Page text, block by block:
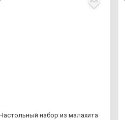
на­бор из ма­ла­хи­та